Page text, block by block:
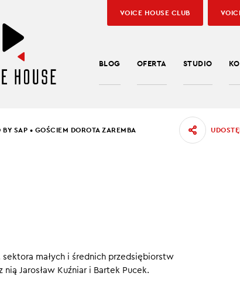
BLOG OFERTA STUDIO
VOICE HOUSE CLUB
w firmach. To fakt. Jednak to nie
SAP • GOŚCIEM DOROTA ZAREMBA
małych i średnich przedsiębiorstw
Jarosław Kuźniar i Bartek Pucek.